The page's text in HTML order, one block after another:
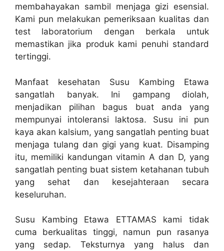
membahayakan sambil menjaga gizi esensial.
Kami pun melakukan pemeriksaan kualitas dan
test laboratorium dengan berkala untuk
memastikan jika produk kami penuhi standard
tertinggi.
Manfaat kesehatan Susu Kambing Etawa
sangatlah banyak. Ini gampang diolah,
menjadikan pilihan bagus buat anda yang
mempunyai intoleransi laktosa. Susu ini pun
kaya akan kalsium, yang sangatlah penting buat
menjaga tulang dan gigi yang kuat. Disamping
itu, memiliki kandungan vitamin A dan D, yang
sangatlah penting buat sistem ketahanan tubuh
yang sehat dan kesejahteraan secara
keseluruhan.
Susu Kambing Etawa ETTAMAS kami tidak
cuma berkualitas tinggi, namun pun rasanya
yang sedap. Teksturnya yang halus dan